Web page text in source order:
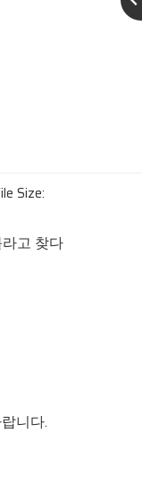
Size:
고 찾다
니다.